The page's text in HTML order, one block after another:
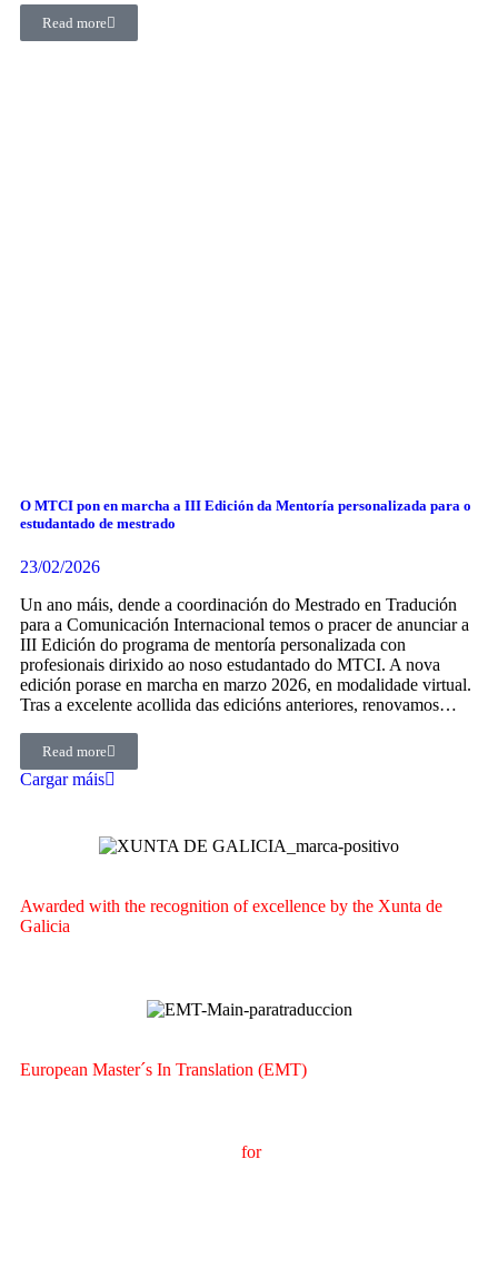
Read more
O MTCI pon en marcha a III Edición da Mentoría personalizada para o
estudantado de mestrado
23/02/2026
Un ano máis, dende a coordinación do Mestrado en Tradución
para a Comunicación Internacional temos o pracer de anunciar a
III Edición do programa de mentoría personalizada con
profesionais dirixido ao noso estudantado do MTCI. A nova
edición porase en marcha en marzo 2026, en modalidade virtual.
Tras a excelente acollida das edicións anteriores, renovamos…
Read more
Cargar máis
Awarded with the recognition of excellence by the Xunta de
Galicia
European Master´s In Translation (EMT)
forInternational